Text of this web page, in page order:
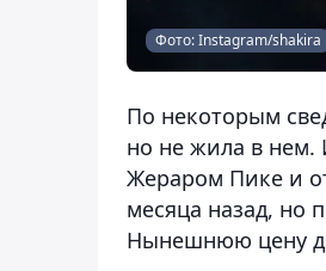
Фото: Instagram/shakira
По некоторым
но не жила в нем.
Жераром Пике и
месяца назад, но
Нынешнюю цену